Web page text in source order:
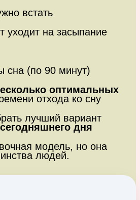
встать
уходит на засыпание
сна (по 90 минут)
оптимальных
отхода ко сну
лучший вариант
дня
модель, но она
людей.